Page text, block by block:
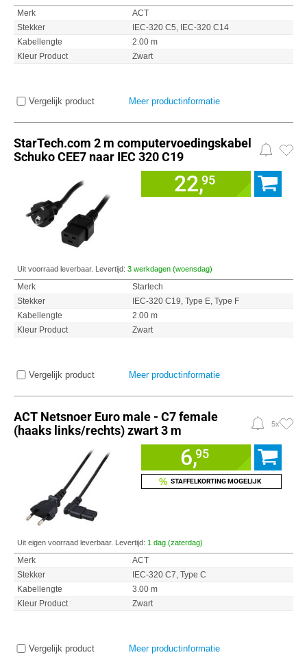
Merk
ACT
Stekker
IEC-320 C5, IEC-320 C14
Kabellengte
2.00 m
Kleur Product
Zwart
Vergelijk product Meer productinformatie
StarTech.com 2 m computervoedingskabel
Schuko CEE7 naar IEC 320 C19
22,95
Uit voorraad leverbaar. Levertijd: 3 werkdagen (woensdag)
Merk
Startech
Stekker
IEC-320 C19, Type E, Type F
Kabellengte
2.00 m
Kleur Product
Zwart
Vergelijk product Meer productinformatie
ACT Netsnoer Euro male - C7 female
(haaks links/rechts) zwart 3 m
5x
6,95
% STAFFELKORTING MOGELIJK
Uit eigen voorraad leverbaar. Levertijd: 1 dag (zaterdag)
Merk
ACT
Stekker
IEC-320 C7, Type C
Kabellengte
3.00 m
Kleur Product
Zwart
Vergelijk product Meer productinformatie